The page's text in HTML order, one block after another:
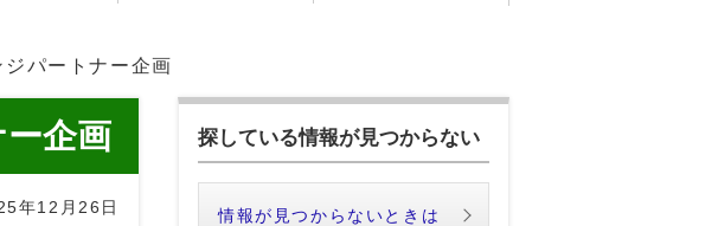
パートナー企画
企画
年12月26日
探している情報が見つからない
情報が見つからないときは